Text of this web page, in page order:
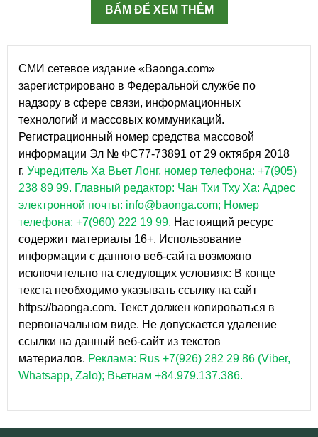
BẤM ĐỂ XEM THÊM
СМИ сетевое издание «Baonga.com»
зарегистрировано в Федеральной службе по
надзору в сфере связи, информационных
технологий и массовых коммуникаций.
Регистрационный номер средства массовой
информации Эл № ФС77-73891 от 29 октября 2018
г. Учредитель Ха Вьет Лонг, номер телефона: +7(905)
238 89 99. Главный редактор: Чан Тхи Тху Ха: Адрес
электронной почты: info@baonga.com; Номер
телефона: +7(960) 222 19 99. Настоящий ресурс
содержит материалы 16+. Использование
информации с данного веб-сайта возможно
исключительно на следующих условиях: В конце
текста необходимо указывать ссылку на сайт
https://baonga.com. Текст должен копироваться в
первоначальном виде. Не допускается удаление
ссылки на данный веб-сайт из текстов
материалов. Реклама: Rus +7(926) 282 29 86 (Viber,
Whatsapp, Zalo); Вьетнам +84.979.137.386.